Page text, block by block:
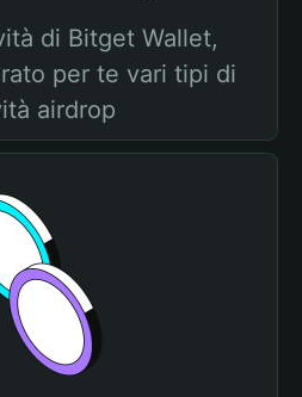
di Bitget Wallet,
per te vari tipi di
airdrop